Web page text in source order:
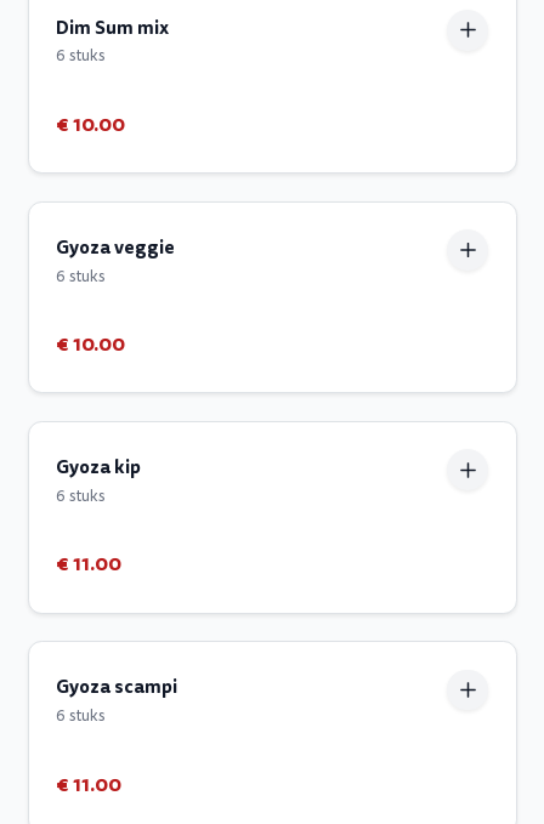
Dim Sum mix
6 stuks
€ 10.00
Gyoza veggie
6 stuks
€ 10.00
Gyoza kip
6 stuks
€ 11.00
Gyoza scampi
6 stuks
€ 11.00